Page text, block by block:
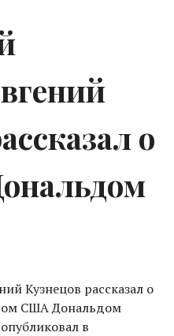
о
Кузнецов рассказал о
США Дональдом
в